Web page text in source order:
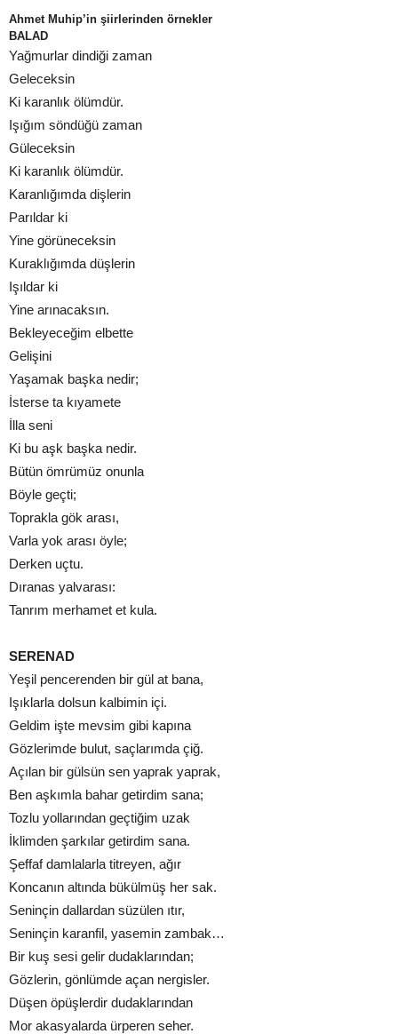
Ahmet Muhip’in şiirlerinden örnekler
BALAD
Yağmurlar dindiği zaman
Geleceksin
Ki karanlık ölümdür.
Işığım söndüğü zaman
Güleceksin
Ki karanlık ölümdür.
Karanlığımda dişlerin
Parıldar ki
Yine görüneceksin
Kuraklığımda düşlerin
Işıldar ki
Yine arınacaksın.
Bekleyeceğim elbette
Gelişini
Yaşamak başka nedir;
İsterse ta kıyamete
İlla seni
Ki bu aşk başka nedir.
Bütün ömrümüz onunla
Böyle geçti;
Toprakla gök arası,
Varla yok arası öyle;
Derken uçtu.
Dıranas yalvarası:
Tanrım merhamet et kula.
SERENAD
Yeşil pencerenden bir gül at bana,
Işıklarla dolsun kalbimin içi.
Geldim işte mevsim gibi kapına
Gözlerimde bulut, saçlarımda çiğ.
Açılan bir gülsün sen yaprak yaprak,
Ben aşkımla bahar getirdim sana;
Tozlu yollarından geçtiğim uzak
İklimden şarkılar getirdim sana.
Şeffaf damlalarla titreyen, ağır
Koncanın altında bükülmüş her sak.
Seninçin dallardan süzülen ıtır,
Seninçin karanfil, yasemin zambak…
Bir kuş sesi gelir dudaklarından;
Gözlerin, gönlümde açan nergisler.
Düşen öpüşlerdir dudaklarından
Mor akasyalarda ürperen seher.